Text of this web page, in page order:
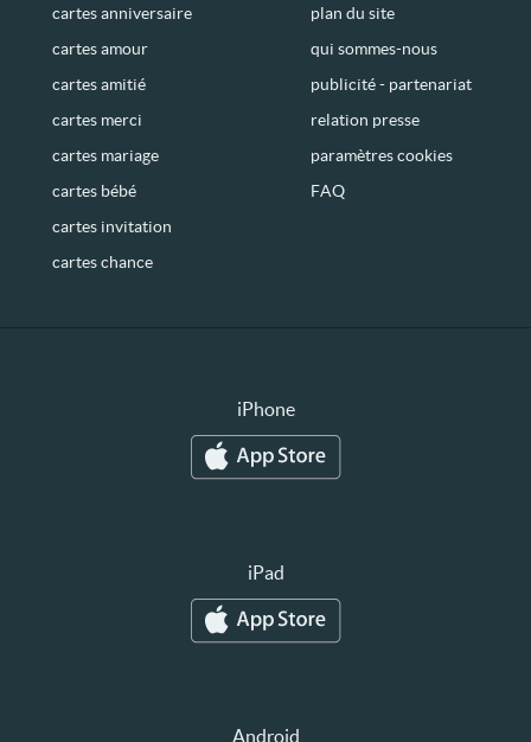
cartes anniversaire
cartes amour
cartes amitié
cartes merci
cartes mariage
cartes bébé
cartes invitation
cartes chance
plan du site
qui sommes-nous
publicité - partenariat
relation presse
paramètres cookies
FAQ
iPhone
iPad
Android